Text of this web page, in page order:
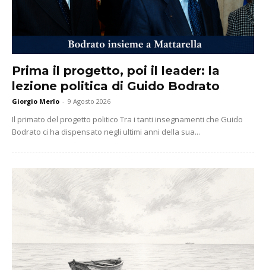
Prima il progetto, poi il leader: la
lezione politica di Guido Bodrato
Giorgio Merlo - 9 Agosto 2026
Il primato del progetto politico Tra i tanti insegnamenti che Guido
Bodrato ci ha dispensato negli ultimi anni della sua...